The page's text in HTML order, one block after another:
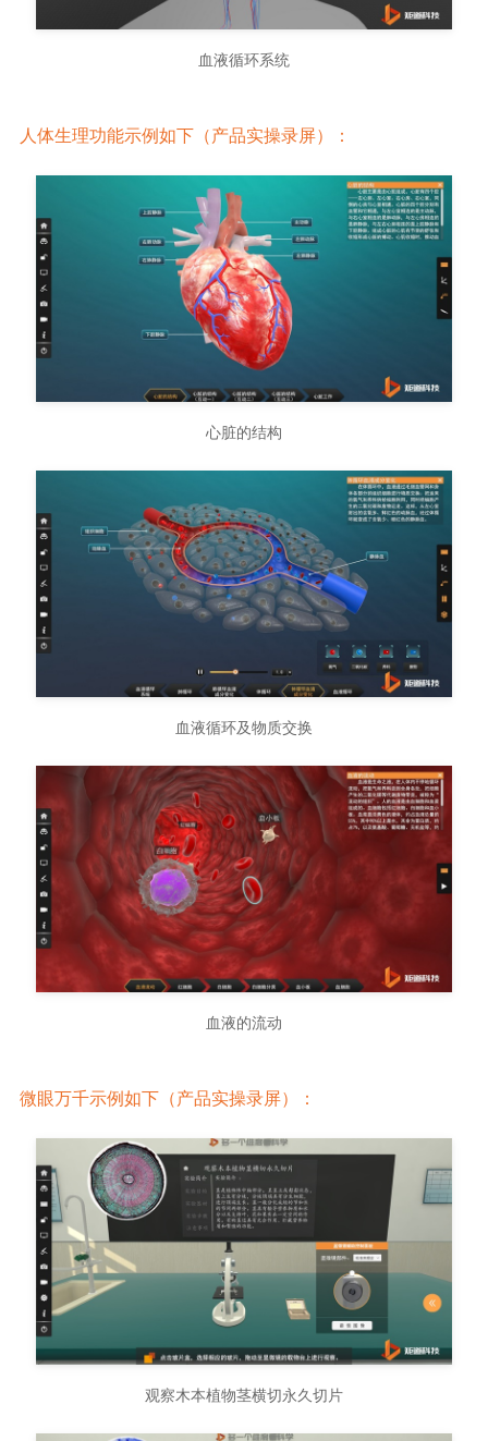
血液循环系统
人体生理功能示例如下（产品实操录屏）：
心脏的结构
血液循环及物质交换
血液的流动
微眼万千示例如下（产品实操录屏）：
观察木本植物茎横切永久切片